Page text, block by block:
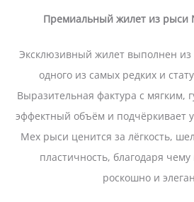
Премиальный жилет из рыси
Эксклюзивный жилет выполнен
одного из самых редких и
Выразительная фактура с мягким,
эффектный объём и подчёркивает
Мех рыси ценится за лёгкость,
пластичность, благодаря
роскошно и